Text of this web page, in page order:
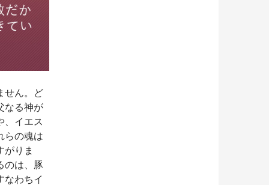
せん。ど
なる神が
、イエス
らの魂は
がりま
のは、豚
なわちイ